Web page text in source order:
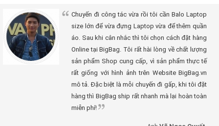
Chuyến đi công tác vừa rồi tôi cần Balo Laptop
size lớn để vừa đựng Laptop vừa để thêm quần
áo. Sau khi cân nhắc thì tôi chọn cách đặt hàng
Online tại BigBag. Tôi rất hài lòng về chất lượng
sản phẩm Shop cung cấp, vì sản phẩm thực tế
rất giống với hình ảnh trên Website BigBag.vn
mô tả. Đặc biệt là mỗi chuyến đi gấp, khi tôi đặt
hàng thì BigBag ship rất nhanh mà lại hoàn toàn
miễn phí!